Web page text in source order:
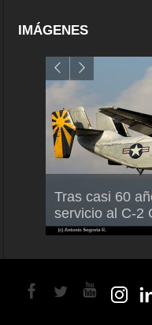
IMÁGENES
Tras casi 60
servicio al C-2